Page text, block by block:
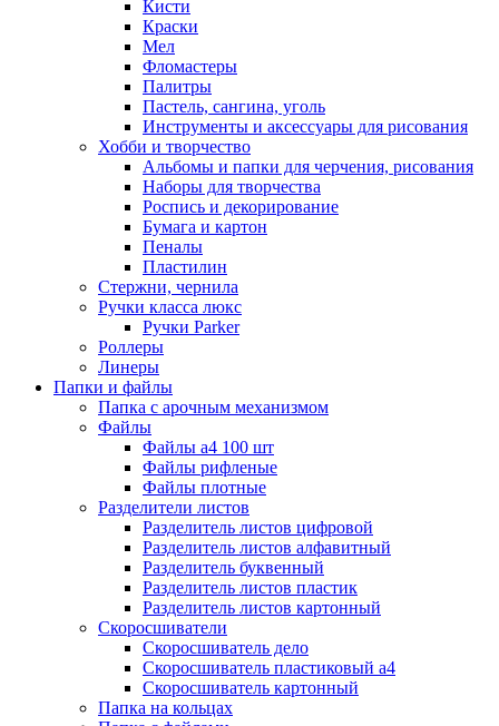
Кисти
Краски
Мел
Фломастеры
Палитры
Пастель, сангина, уголь
Инструменты и аксессуары для рисования
Хобби и творчество
Альбомы и папки для черчения, рисования
Наборы для творчества
Роспись и декорирование
Бумага и картон
Пеналы
Пластилин
Стержни, чернила
Ручки класса люкс
Ручки Parker
Роллеры
Линеры
Папки и файлы
Папка с арочным механизмом
Файлы
Файлы а4 100 шт
Файлы рифленые
Файлы плотные
Разделители листов
Разделитель листов цифровой
Разделитель листов алфавитный
Разделитель буквенный
Разделитель листов пластик
Разделитель листов картонный
Скоросшиватели
Скоросшиватель дело
Скоросшиватель пластиковый а4
Скоросшиватель картонный
Папка на кольцах